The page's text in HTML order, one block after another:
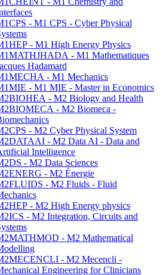
- M1 CPS - Cyber Physical
- M1 High Energy Physics
- M1 Mathematiques
Hadamard
- M1 Mechanics
- M1 MIE - Master in Economics
- M2 Biology and Health
- M2 Biomeca -
- M2 Cyber Physical System
- M2 Data AI - Data and
Intelligence
- M2 Data Sciences
- M2 Énergie
- M2 Fluids - Fluid
- M2 High Energy physics
- M2 Integration, Circuits and
- M2 Mathematical
- M2 Mecencli -
Engineering for Clinicians